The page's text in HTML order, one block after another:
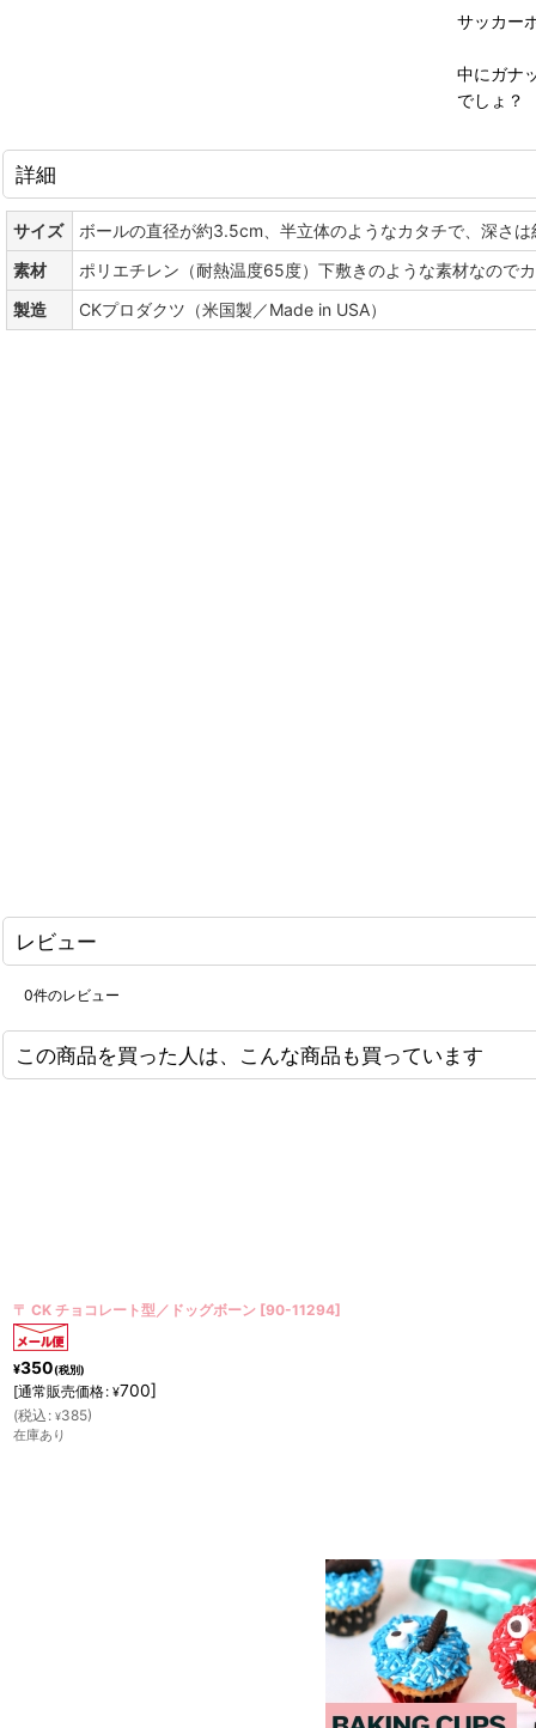
サッカー
中にガナ
でしょ？
詳細
サイズ
ボールの直径が約3.5cm、半立体のようなカタチで、深さ
素材
ポリエチレン（耐熱温度65度）下敷きのような素材なので
製造
CKプロダクツ（米国製／Made in USA）
レビュー
0件のレビュー
この商品を買った人は、こんな商品も買っています
〒 CK チョコレート型ロリポップ／アニマルアソート
¥350(税別)
[通常販売価格: ¥700]
(税込 : ¥385)
在庫あり